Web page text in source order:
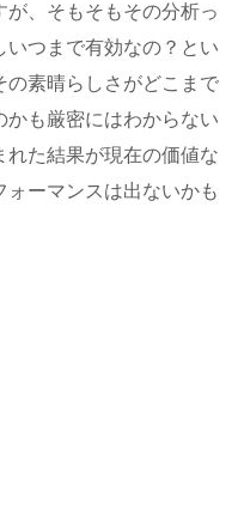
が、そもそもその分析っ
いつまで有効なの？とい
の素晴らしさがどこまで
も厳密にはわからない
れた結果が現在の価値な
ーマンスは出ないかも